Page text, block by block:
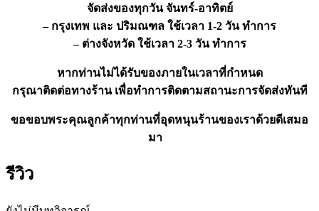
จัดส่งของทุกวัน จันทร์-อาทิตย์
– กรุงเทพ และ ปริมณฑล ใช้เวลา 1-2 วัน ทำการ
– ต่างจังหวัด ใช้เวลา 2-3 วัน ทำการ
หากท่านไม่ได้รับของภายในเวลาที่กำหนด
กรุณาติดต่อทางร้าน เพื่อทำการติดตามสถานะการจัดส่งทันที
ขอขอบพระคุณลูกค้าทุกท่านที่อุดหนุนร้านของเราด้วยดีเสมอ
มา
รีวิว